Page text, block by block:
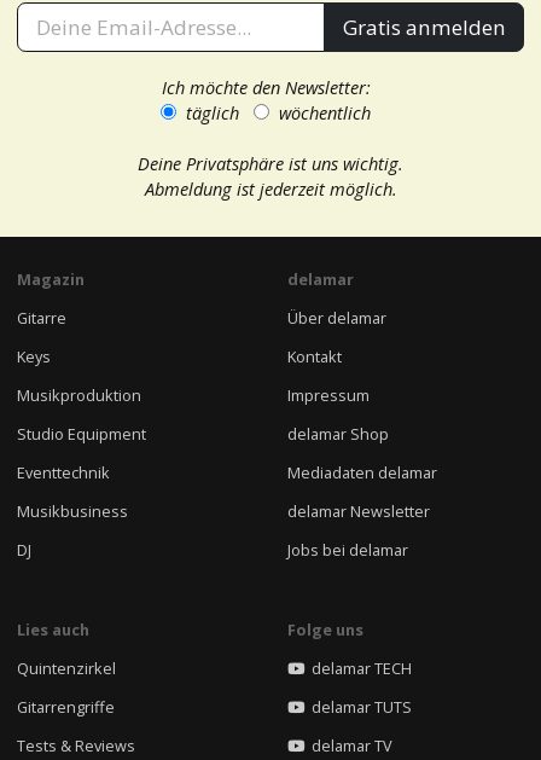
Gratis anmelden
Ich möchte den Newsletter:
täglich
wöchentlich
Deine Privatsphäre ist uns wichtig.
Abmeldung ist jederzeit möglich.
Magazin
Gitarre
Keys
Musikproduktion
Studio Equipment
Eventtechnik
Musikbusiness
DJ
delamar
Über delamar
Kontakt
Impressum
delamar Shop
Mediadaten delamar
delamar Newsletter
Jobs bei delamar
Lies auch
Quintenzirkel
Gitarrengriffe
Tests & Reviews
Folge uns
delamar TECH
delamar TUTS
delamar TV